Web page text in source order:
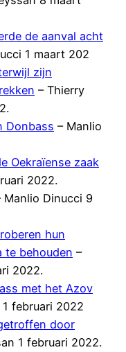
de aanval acht
1 maart 202
zijn
– Thierry
Donbass – Manlio
Oekraïense zaak
2022.
Manlio Dinucci 9
hun
te behouden –
2022.
met het Azov
februari 2022
door
1 februari 2022.